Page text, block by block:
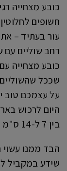
כובע מצחייה
חשופים
עור בעתיד –
כובע מצחייה
שככל שהשוליים
על עצמכם טוב
היום לרכוש
בין 7 ל-14 ס"מ .
הבד ממנו
שידע במקביל